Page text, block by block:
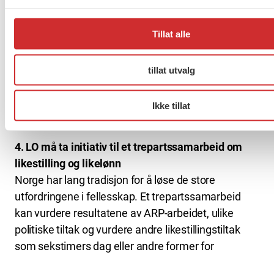
Tillat alle
tillat utvalg
Ikke tillat
ARP forplikter arbeidsgivere til å jobbe for å få ned
lønnsforskjellene i den enkelte virksomhet. Likevel
vet vi at mange ikke følger opp pliktene i
Likestillings- og diskrimineringsloven, med mindre
de blir holdt ansvarlige. LOs tillitsvalgte må være
godt skolert i ARP og hvordan den skal følges, og vi
foreslår derfor at dette sikres som fellesskolering.
4. LO må ta initiativ til et trepartssamarbeid om
likestilling og likelønn
Norge har lang tradisjon for å løse de store
utfordringene i fellesskap. Et trepartssamarbeid
kan vurdere resultatene av ARP-arbeidet, ulike
politiske tiltak og vurdere andre likestillingstiltak
som sekstimers dag eller andre former for